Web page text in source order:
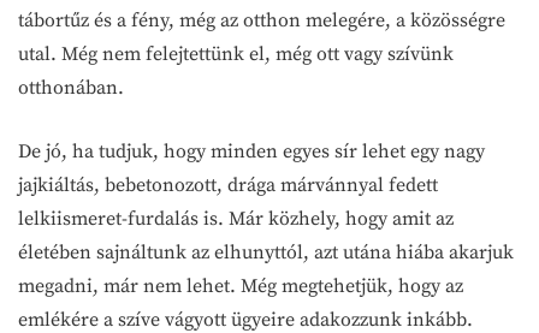
tábortűz és a fény, még az otthon melegére, a közösségre
utal. Még nem felejtettünk el, még ott vagy szívünk
otthonában.
De jó, ha tudjuk, hogy minden egyes sír lehet egy nagy
jajkiáltás, bebetonozott, drága márvánnyal fedett
lelkiismeret-furdalás is. Már közhely, hogy amit az
életében sajnáltunk az elhunyttól, azt utána hiába akarjuk
megadni, már nem lehet. Még megtehetjük, hogy az
emlékére a szíve vágyott ügyeire adakozzunk inkább.